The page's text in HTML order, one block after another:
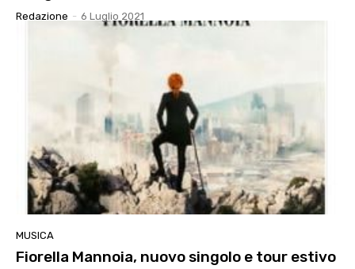
Redazione - 6 Luglio 2021
MUSICA
Fiorella Mannoia, nuovo singolo e tour estivo